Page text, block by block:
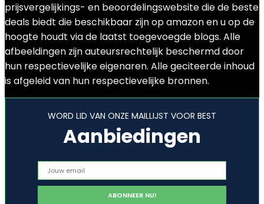
prijsvergelijkings- en beoordelingswebsite die de beste
deals biedt die beschikbaar zijn op amazon en u op de
hoogte houdt via de laatst toegevoegde blogs. Alle
afbeeldingen zijn auteursrechtelijk beschermd door
hun respectievelijke eigenaren. Alle geciteerde inhoud
is afgeleid van hun respectievelijke bronnen.
WORD LID VAN ONZE MAILLIJST VOOR BEST
Aanbiedingen